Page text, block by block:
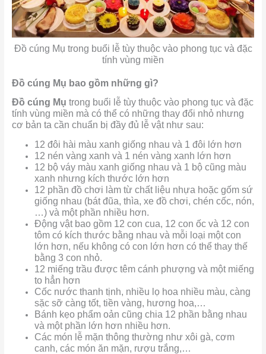
Đồ cúng Mụ trong buổi lễ tùy thuộc vào phong tục và đặc
tính vùng miền
Đồ cúng Mụ bao gồm những gì?
Đồ cúng Mụ trong buổi lễ tùy thuộc vào phong tục và đặc
tính vùng miền mà có thể có những thay đổi nhỏ nhưng
cơ bản ta cần chuẩn bị đầy đủ lễ vật như sau:
12 đôi hài màu xanh giống nhau và 1 đôi lớn hơn
12 nén vàng xanh và 1 nén vàng xanh lớn hơn
12 bộ váy màu xanh giống nhau và 1 bộ cũng màu
xanh nhưng kích thước lớn hơn
12 phần đồ chơi làm từ chất liệu nhựa hoặc gốm sứ
giống nhau (bát đũa, thìa, xe đồ chơi, chén cốc, nón,
…) và một phần nhiều hơn.
Động vật bao gồm 12 con cua, 12 con ốc và 12 con
tôm có kích thước bằng nhau và mỗi loại một con
lớn hơn, nếu không có con lớn hơn có thể thay thế
bằng 3 con nhỏ.
12 miếng trầu được têm cánh phượng và một miếng
to hẳn hơn
Cốc nước thanh tịnh, nhiều lọ hoa nhiều màu, càng
sặc sỡ càng tốt, tiền vàng, hương hoa,…
Bánh kẹo phẩm oản cũng chia 12 phần bằng nhau
và một phần lớn hơn nhiều hơn.
Các món lễ mặn thông thường như xôi gà, cơm
canh, các món ăn mặn, rượu trắng,…